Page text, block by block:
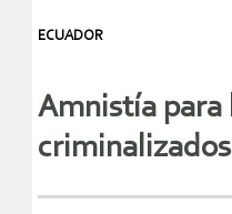
ECUADOR
Amnistía para